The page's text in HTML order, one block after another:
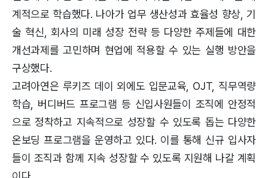
계적으로 학습했다. 나아가 업무 생산성과 효율성 향상, 기
술 혁신, 회사의 미래 성장 전략 등 다양한 주제들에 대한
개선과제를 고민하며 현업에 적용할 수 있는 실행 방안을
구상했다.
고려아연은 루키즈 데이 외에도 입문교육, OJT, 직무역량
학습, 버디버드 프로그램 등 신입사원들이 조직에 안정적
으로 정착하고 지속적으로 성장할 수 있도록 돕는 다양한
온보딩 프로그램을 운영하고 있다. 이를 통해 신규 입사자
들이 조직과 함께 지속 성장할 수 있도록 지원해 나갈 계획